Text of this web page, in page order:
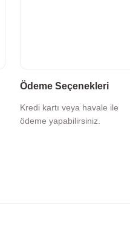
Ödeme Seçenekleri
Kredi kartı veya havale ile
ödeme yapabilirsiniz.